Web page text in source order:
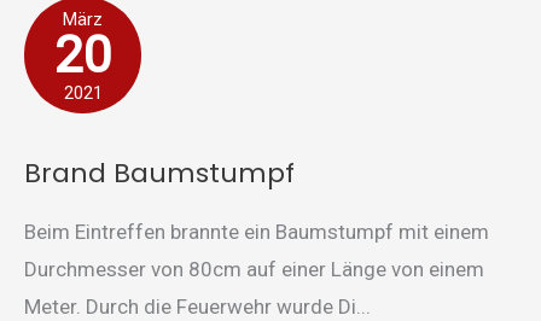
März
20
2021
Brand Baumstumpf
Beim Eintreffen brannte ein Baumstumpf mit einem
Durchmesser von 80cm auf einer Länge von einem
Meter. Durch die Feuerwehr wurde Di...
Brand
Baumstumpf